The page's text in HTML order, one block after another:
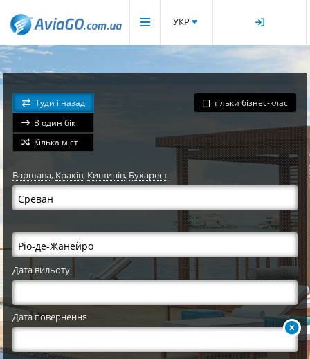
УКР
Туди і назад
В один бік
Кілька міст
тільки бізнес-клас
Варшава,Краків, Кишинів, Бухарест
Дата вильоту
Дата повернення